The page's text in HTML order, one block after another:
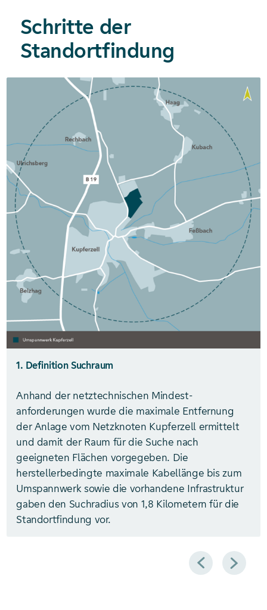
Schritte der
Standortfindung
1. Definition Suchraum
Anhand der netztechnischen Mindest­
anforderungen wurde die maximale Entfernung
der Anlage vom Netzknoten Kupferzell ermittelt
und damit der Raum für die Suche nach
geeigneten Flächen vorgegeben. Die
herstellerbedingte maximale Kabellänge bis zum
Umspannwerk sowie die vorhandene Infrastruktur
gaben den Suchradius von 1,8 Kilometern für die
Standortfindung vor.
Zurück Weiter